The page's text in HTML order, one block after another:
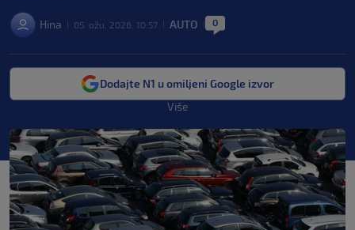
Hina 05. ožu. 2026. 10:57 AUTO 0
Dodajte N1 u omiljeni Google izvor
Više